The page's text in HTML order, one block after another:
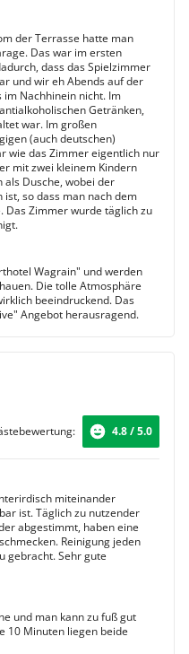
der Terrasse hatte man
Das war im ersten
dass das Spielzimmer
und wir eh Abends auf der
Nachhinein nicht. Im
Getränken,
war. Im großen
(auch deutschen)
wie das Zimmer eigentlich nur
mit zwei kleinem Kindern
als Dusche, wobei der
so dass man nach dem
Das Zimmer wurde täglich zu
Wagrain" und werden
Die tolle Atmosphäre
beeindruckend. Das
Angebot herausragend.
4.8 / 5.0
miteinander
ist. Täglich zu nutzender
abgestimmt, haben eine
Reinigung jeden
gebracht. Sehr gute
und man kann zu fuß gut
10 Minuten liegen beide